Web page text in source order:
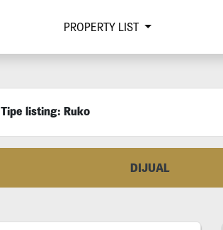
PROPERTY LIST
Tipe listing: Ruko
DIJUAL